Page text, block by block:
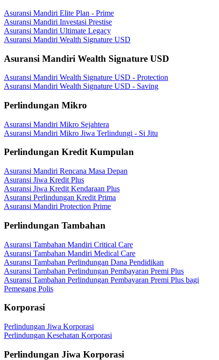
Asuransi Mandiri Elite Plan - Prime
Asuransi Mandiri Investasi Prestise
Asuransi Mandiri Ultimate Legacy
Asuransi Mandiri Wealth Signature USD
Asuransi Mandiri Wealth Signature USD
Asuransi Mandiri Wealth Signature USD - Protection
Asuransi Mandiri Wealth Signature USD - Saving
Perlindungan Mikro
Asuransi Mandiri Mikro Sejahtera
Asuransi Mandiri Mikro Jiwa Terlindungi - Si Jitu
Perlindungan Kredit Kumpulan
Asuransi Mandiri Rencana Masa Depan
Asuransi Jiwa Kredit Plus
Asuransi Jiwa Kredit Kendaraan Plus
Asuransi Perlindungan Kredit Prima
Asuransi Mandiri Protection Prime
Perlindungan Tambahan
Asuransi Tambahan Mandiri Critical Care
Asuransi Tambahan Mandiri Medical Care
Asuransi Tambahan Perlindungan Dana Pendidikan
Asuransi Tambahan Perlindungan Pembayaran Premi Plus
Asuransi Tambahan Perlindungan Pembayaran Premi Plus bagi
Pemegang Polis
Korporasi
Perlindungan Jiwa Korporasi
Perlindungan Kesehatan Korporasi
Perlindungan Jiwa Korporasi